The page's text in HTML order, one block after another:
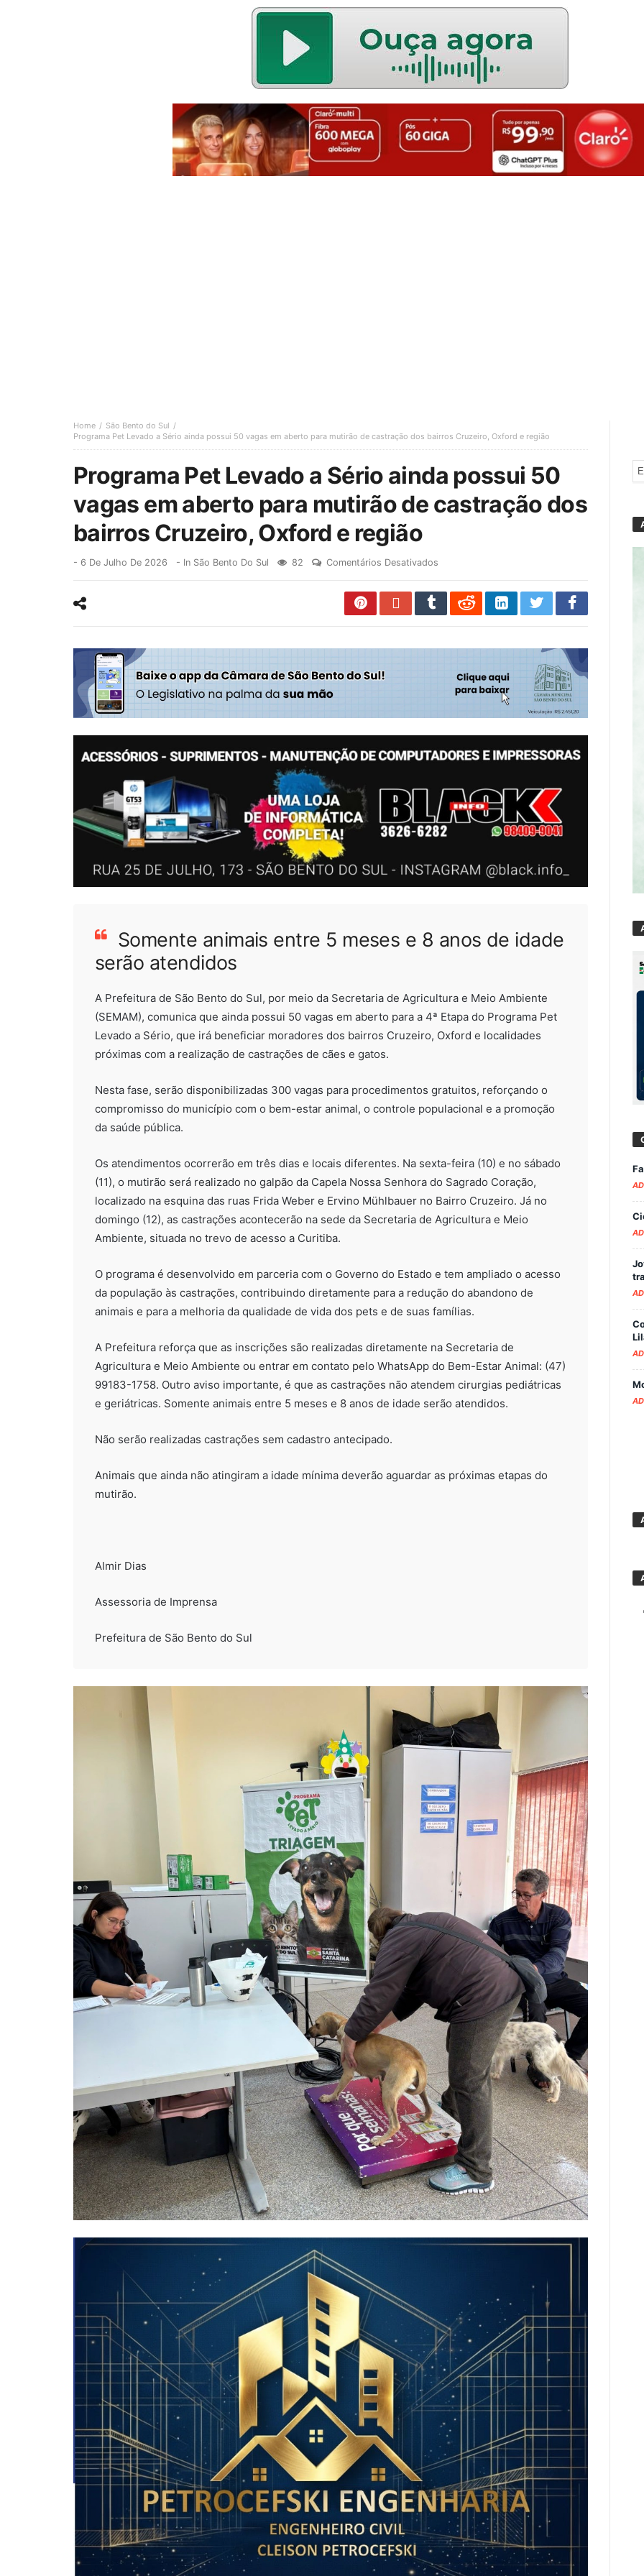
Home
São Bento do Sul
Programa Pet Levado a Sério ainda possui 50 vagas em aberto para mutirão de castração dos bairros Cruzeiro, Oxford e região
Programa Pet Levado a Sério ainda possui 50
vagas em aberto para mutirão de castração dos
bairros Cruzeiro, Oxford e região
- 6 De Julho De 2026 - In São Bento Do Sul 82 Comentários Desativados
Somente animais entre 5 meses e 8 anos de idade
serão atendidos
A Prefeitura de São Bento do Sul, por meio da Secretaria de Agricultura e Meio Ambiente
(SEMAM), comunica que ainda possui 50 vagas em aberto para a 4ª Etapa do Programa Pet
Levado a Sério, que irá beneficiar moradores dos bairros Cruzeiro, Oxford e localidades
próximas com a realização de castrações de cães e gatos.
Nesta fase, serão disponibilizadas 300 vagas para procedimentos gratuitos, reforçando o
compromisso do município com o bem-estar animal, o controle populacional e a promoção
da saúde pública.
Os atendimentos ocorrerão em três dias e locais diferentes. Na sexta-feira (10) e no sábado
(11), o mutirão será realizado no galpão da Capela Nossa Senhora do Sagrado Coração,
localizado na esquina das ruas Frida Weber e Ervino Mühlbauer no Bairro Cruzeiro. Já no
domingo (12), as castrações acontecerão na sede da Secretaria de Agricultura e Meio
Ambiente, situada no trevo de acesso a Curitiba.
O programa é desenvolvido em parceria com o Governo do Estado e tem ampliado o acesso
da população às castrações, contribuindo diretamente para a redução do abandono de
animais e para a melhoria da qualidade de vida dos pets e de suas famílias.
A Prefeitura reforça que as inscrições são realizadas diretamente na Secretaria de
Agricultura e Meio Ambiente ou entrar em contato pelo WhatsApp do Bem-Estar Animal: (47)
99183-1758. Outro aviso importante, é que as castrações não atendem cirurgias pediátricas
e geriátricas. Somente animais entre 5 meses e 8 anos de idade serão atendidos.
Não serão realizadas castrações sem cadastro antecipado.
Animais que ainda não atingiram a idade mínima deverão aguardar as próximas etapas do
mutirão.
Almir Dias
Assessoria de Imprensa
Prefeitura de São Bento do Sul